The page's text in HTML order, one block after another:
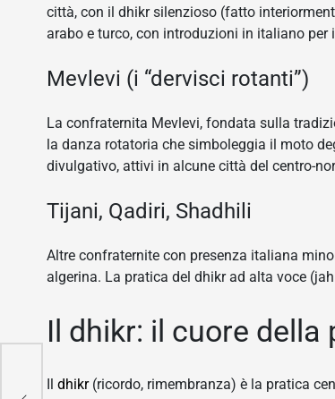
città, con il dhikr silenzioso (fatto
arabo e turco, con introduzioni in italiano per
Mevlevi (i “dervisci rotanti”)
La confraternita Mevlevi, fondata sulla
la danza rotatoria che simboleggia il moto
divulgativo, attivi in alcune città del centro-
Tijani, Qadiri, Shadhili
Altre confraternite con presenza italiana
algerina. La pratica del dhikr ad alta voce
Il dhikr: il cuore della
dhikr(ricordo, rimembranza) è la pratica